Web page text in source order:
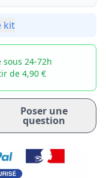
kit
sous 24-72h
de 4,90 €
Poser une
question